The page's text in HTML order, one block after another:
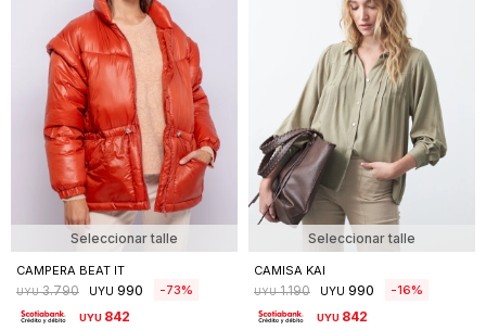
Seleccionar talle
CAMPERA BEAT IT
UYU 3.790 UYU 990 73
UYU 842
Seleccionar talle
CAMISA KAI
UYU 1.190 UYU 990 16
UYU 842